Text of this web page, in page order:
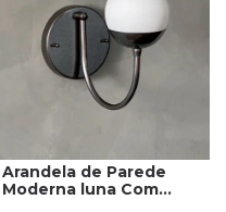
Arandela de Parede
Moderna luna Com